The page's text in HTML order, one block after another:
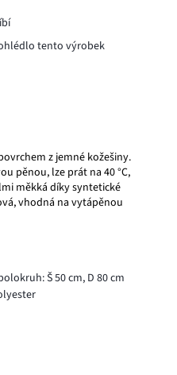
tento výrobek
z jemné kožešiny.
pěnou, lze prát na 40 °C,
měkká díky syntetické
vhodná na vytápěnou
Š 50 cm, D 80 cm